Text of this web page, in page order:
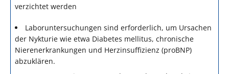
verzichtet werden
Laboruntersuchungen sind erforderlich, um Ursachen
der Nykturie wie etwa Diabetes mellitus, chronische
Nierenerkrankungen und Herzinsuffizienz (proBNP)
abzuklären.